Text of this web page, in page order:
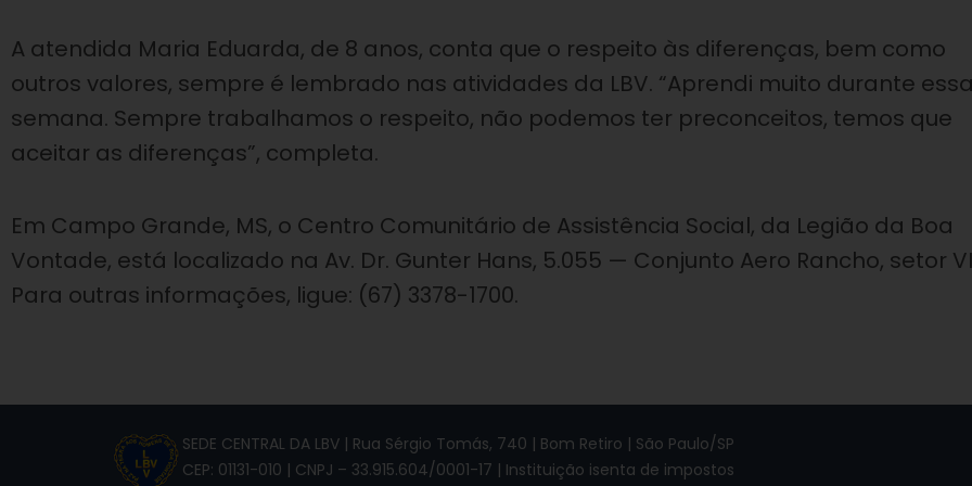
A atendida Maria Eduarda, de 8 anos, conta que o respeito às diferenças, bem como
outros valores, sempre é lembrado nas atividades da LBV. “Aprendi muito durante
semana. Sempre trabalhamos o respeito, não podemos ter preconceitos, temos que
aceitar as diferenças”, completa.
Em Campo Grande, MS, o Centro Comunitário de Assistência Social, da Legião da Boa
Vontade, está localizado na Av. Dr. Gunter Hans, 5.055 — Conjunto Aero Rancho, setor
Para outras informações, ligue: (67) 3378-1700.
SEDE CENTRAL DA LBV | Rua Sérgio Tomás, 740 | Bom Retiro | São Paulo/SP
CEP: 01131-010 | CNPJ – 33.915.604/0001-17 | Instituição isenta de impostos